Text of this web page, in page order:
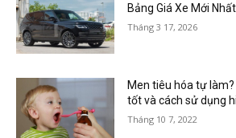
Bảng Giá Xe Mới Nhất
Tháng 3 17, 2026
Men tiêu hóa tự
tốt và cách sử dụng
Tháng 10 7, 2022